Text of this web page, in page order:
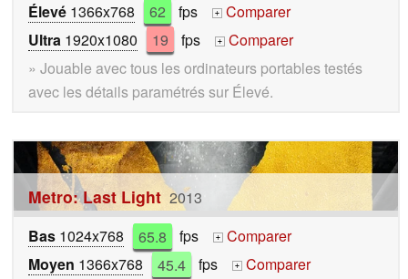
Élevé 1366x768 62 fps +
Comparer
Ultra 1920x1080 19 fps +
Comparer
» Jouable avec tous les ordinateurs portables testés
avec les détails paramétrés sur Élevé.
Metro: Last Light 2013
Bas 1024x768 65.8 fps +
Comparer
Moyen 1366x768 45.4 fps +
Comparer